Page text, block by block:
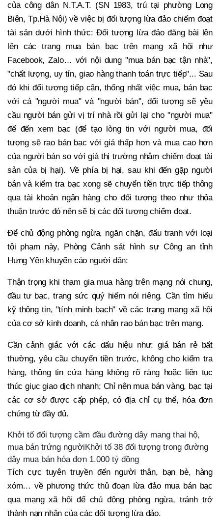
của công dân N.T.A.T. (SN 1983, trú tại phường Long
Biên, Tp.Hà Nội) về việc bị đối tượng lừa đảo chiếm đoạt
tài sản dưới hình thức: Đối tượng lừa đảo đăng bài lên
lên các trang mua bán bạc trên mạng xã hội như
Facebook, Zalo… với nội dung "mua bán bạc tận nhà",
"chất lượng, uy tín, giao hàng thanh toán trực tiếp"... Sau
đó khi đối tượng tiếp cận, thống nhất việc mua, bán bạc
với cả "người mua" và "người bán", đối tượng sẽ yêu
cầu người bán gửi vị trí nhà rồi gửi lại cho "người mua"
để đến xem bạc (để tạo lòng tin với người mua, đối
tượng sẽ rao bán bạc với giá thấp hơn và mua cao hơn
của người bán so với giá thị trường nhằm chiếm đoạt tài
sản của bị hại). Về phía bị hại, sau khi đến gặp người
bán và kiểm tra bạc xong sẽ chuyển tiền trực tiếp thông
qua tài khoản ngân hàng cho đối tượng theo như thỏa
thuận trước đó nên sẽ bị các đối tượng chiếm đoạt.
Để chủ động phòng ngừa, ngăn chặn, đấu tranh với loại
tội phạm này, Phòng Cảnh sát hình sự Công an tỉnh
Hưng Yên khuyến cáo người dân:
Thận trọng khi tham gia mua hàng trên mạng nói chung,
đầu tư bạc, trang sức quý hiếm nói riêng. Cần tìm hiểu
kỹ thông tin, "tính minh bạch" về các trang mạng xã hội
của cơ sở kinh doanh, cá nhân rao bán bạc trên mạng.
Cần cảnh giác với các dấu hiệu như: giá bán rẻ bất
thường, yêu cầu chuyển tiền trước, không cho kiểm tra
hàng, thông tin cửa hàng không rõ ràng hoặc liên tục
thúc giục giao dịch nhanh; Chỉ nên mua bán vàng, bạc tại
các cơ sở được cấp phép, có địa chỉ cụ thể, hóa đơn
chứng từ đầy đủ.
Khởi tố đối tượng cầm đầu đường dây mang thai hộ,
mua bán trứng ngườiKhởi tố 38 đối tượng trong đường
dây mua bán hóa đơn 1.000 tỷ đồng
Tích cực tuyên truyền đến người thân, bạn bè, hàng
xóm… về phương thức thủ đoạn lừa đảo mua bán bạc
qua mạng xã hội để chủ động phòng ngừa, tránh trở
thành nạn nhân của các đối tượng lừa đảo.